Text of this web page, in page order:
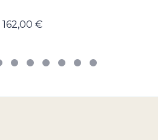
162,00 €